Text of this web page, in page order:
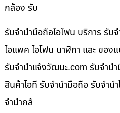
กล้อง รับ
รับจำนำมือถือไอโฟน บริการ รับ
ไอแพค ไอโฟน นาฬิกา และ ของ
รับจํานําแจ้งวัฒนะ.com รับจำน
สินค้าไอที รับจำนำมือถือ รับจำน
จำนำกล้